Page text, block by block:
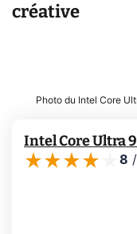
créative
Photo du Intel Core
Intel Core Ultra
8 /